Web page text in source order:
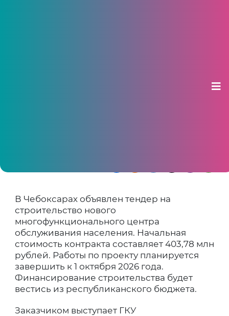
В Чебоксарах объявлен тендер на
строительство нового
многофункционального центра
обслуживания населения. Начальная
стоимость контракта составляет 403,78 млн
рублей. Работы по проекту планируется
завершить к 1 октября 2026 года.
Финансирование строительства будет
вестись из республиканского бюджета.
Заказчиком выступает ГКУ